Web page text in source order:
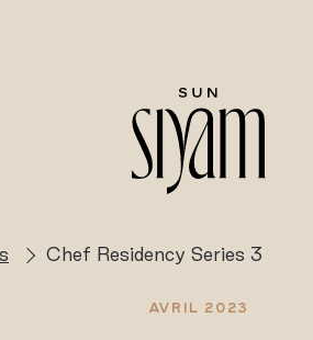
Chef Residency Series 3
AVRIL 2023